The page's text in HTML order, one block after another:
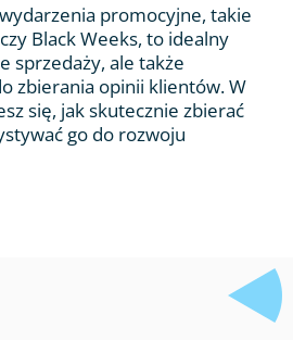
promocyjne, takie
Black Weeks, to idealny
sprzedaży, ale także
zbierania opinii klientów. W
się, jak skutecznie zbierać
go do rozwoju